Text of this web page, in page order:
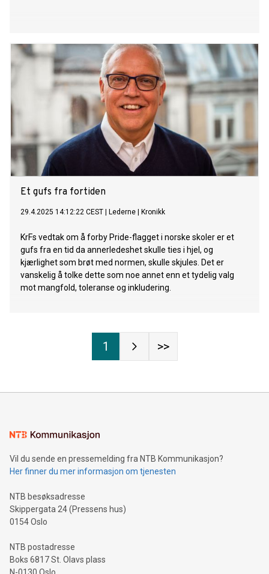
Et gufs fra fortiden
29.4.2025 14:12:22 CEST Lederne Kronikk
KrFs vedtak om å forby Pride-flagget i norske skoler er et
gufs fra en tid da annerledeshet skulle ties i hjel, og
kjærlighet som brøt med normen, skulle skjules. Det er
vanskelig å tolke dette som noe annet enn et tydelig valg
mot mangfold, toleranse og inkludering.
1 >>
Vil du sende en pressemelding fra NTB Kommunikasjon?
Her finner du mer informasjon om tjenesten
NTB besøksadresse
Skippergata 24 (Pressens hus)
0154 Oslo
NTB postadresse
Boks 6817 St. Olavs plass